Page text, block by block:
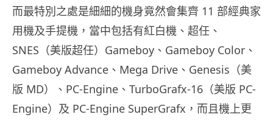
而最特別之處是細細的機身竟然會集齊 11 部經典家
用機及手提機，當中包括有紅白機、超任、
SNES（美版超任）Gameboy、Gameboy Color、
Gameboy Advance、Mega Drive、Genesis（美
版 MD）、PC-Engine、TurboGrafx-16（美版 PC-
Engine）及 PC-Engine SuperGrafx，而且機上更